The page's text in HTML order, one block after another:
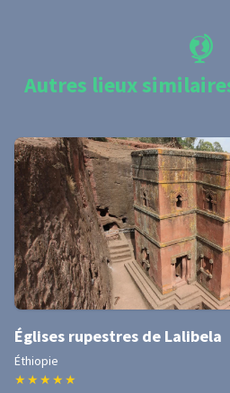
Autres lieux
Églises rupestres de Lalibela
Éthiopie
★ ★ ★ ★ ★